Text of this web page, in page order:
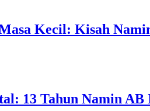
Kecil: Kisah
13 Tahun Namin